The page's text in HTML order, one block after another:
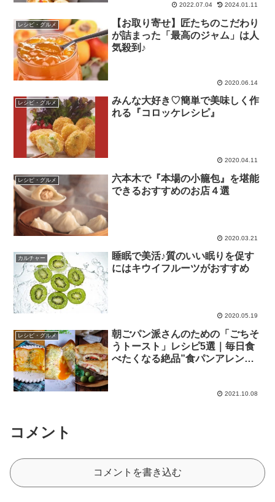
2022.07.04 2024.01.11
レシピ・グルメ
【お取り寄せ】匠たちのこだわり
が詰まった「最高のジャム」は人
気殺到♪
2020.06.14
レシピ・グルメ
みんな大好き♡簡単で美味しく作
れる『コロッケレシピ』
2020.04.11
レシピ・グルメ
六本木で『本場の小籠包』を堪能
できるおすすめのお店４選
2020.03.21
カルチャー
睡眠で美活♪質のいい眠りを促す
にはキウイフルーツがおすすめ
2020.05.19
レシピ・グルメ
朝ごパン派さんのための「ごちそ
うトースト」レシピ5選｜毎日食
べたくなる絶品”食パンアレン
2021.10.08
コメント
コメントを書き込む